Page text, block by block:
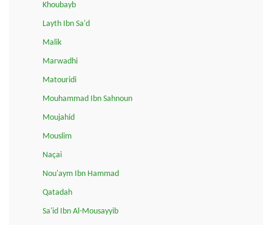
Khoubayb
Layth Ibn Sa'd
Malik
Marwadhi
Matouridi
Mouhammad Ibn Sahnoun
Moujahid
Mouslim
Naçai
Nou'aym Ibn Hammad
Qatadah
Sa'id Ibn Al-Mousayyib